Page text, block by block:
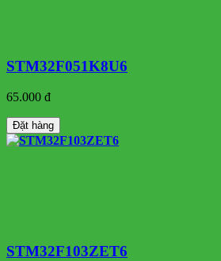
STM32F051K8U6
65.000 đ
Đặt hàng
STM32F103ZET6